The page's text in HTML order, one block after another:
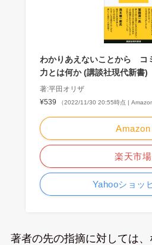
わかりあえないことから コ
力とは何か (講談社現代新書)
著:平田オリザ
¥539
（2022/11/30 20:55時点 | Amazon
Amazon
楽天市場
Yahooショッ
著者の先の指摘に対しては